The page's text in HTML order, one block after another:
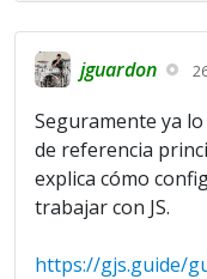
jguardon
Seguramente ya
de referencia
explica cómo
trabajar con JS.
https://gjs.guide/